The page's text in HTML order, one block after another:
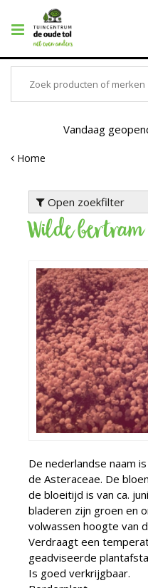
Vandaag
Home
Open zoekfilter
Wilde bertram
De nederlandse naam is
de Asteraceae. De
de bloeitijd is van ca.
bladeren zijn groen en
volwassen hoogte van
Verdraagt een
geadviseerde
Is goed verkrijgbaar.